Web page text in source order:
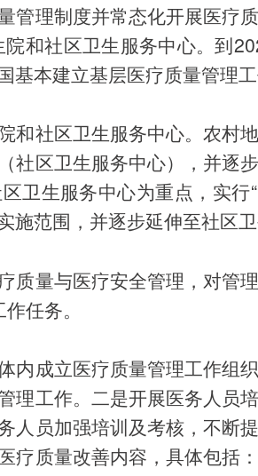
管理制度并常态化开展医疗
和社区卫生服务中心。到
本建立基层医疗质量管理工
和社区卫生服务中心。农村
社区卫生服务中心），并逐
卫生服务中心为重点，实行
施范围，并逐步延伸至社区卫
质量与医疗安全管理，对管
任务。
内成立医疗质量管理工作组
理工作。二是开展医务人员
人员加强培训及考核，不断
疗质量改善内容，具体包括